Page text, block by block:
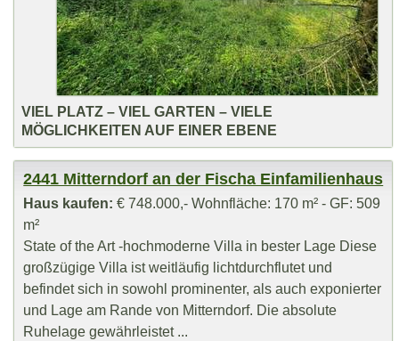
VIEL PLATZ – VIEL GARTEN – VIELE
MÖGLICHKEITEN AUF EINER EBENE
2441 Mitterndorf an der Fischa Einfamilienhaus
Haus kaufen: € 748.000,- Wohnfläche: 170 m² - GF: 509
m²
State of the Art -hochmoderne Villa in bester Lage Diese
großzügige Villa ist weitläufig lichtdurchflutet und
befindet sich in sowohl prominenter, als auch exponierter
und Lage am Rande von Mitterndorf. Die absolute
Ruhelage gewährleistet ...